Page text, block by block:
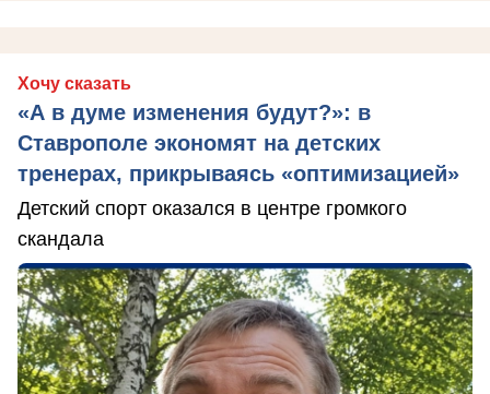
Хочу сказать
«А в думе изменения будут?»: в
Ставрополе экономят на детских
тренерах, прикрываясь «оптимизацией»
Детский спорт оказался в центре громкого
скандала